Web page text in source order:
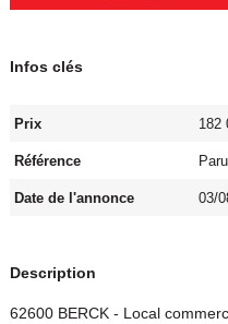
Infos clés
Prix 182
Référence
Date de l'annonce 03/
Description
62600 BERCK - Local